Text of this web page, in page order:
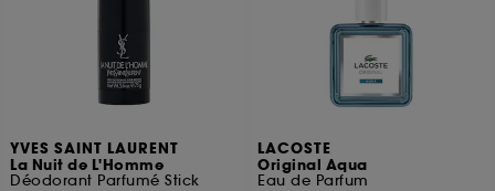
YVES SAINT LAURENT
La Nuit de L'Homme
Déodorant Parfumé Stick
LACOSTE
Original Aqua
Eau de Parfum